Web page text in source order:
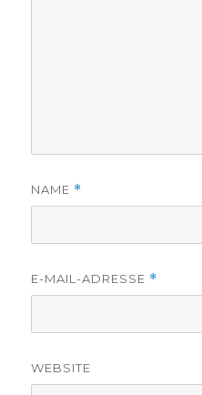
NAME *
E-MAIL-ADRESSE *
WEBSITE